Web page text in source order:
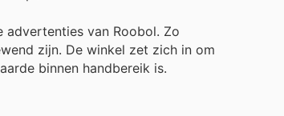
advertenties van Roobol. Zo
zijn. De winkel zet zich in om
binnen handbereik is.